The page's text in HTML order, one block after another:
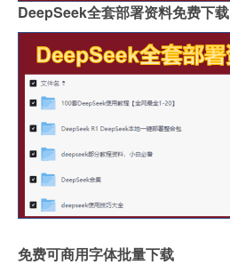
DeepSeek全套部署资料免费下载
免费可商用字体批量下载